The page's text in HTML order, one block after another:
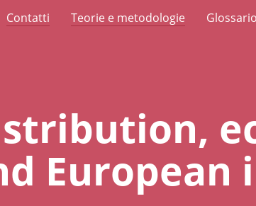
Contatti Teorie e metodologie Glossario
European